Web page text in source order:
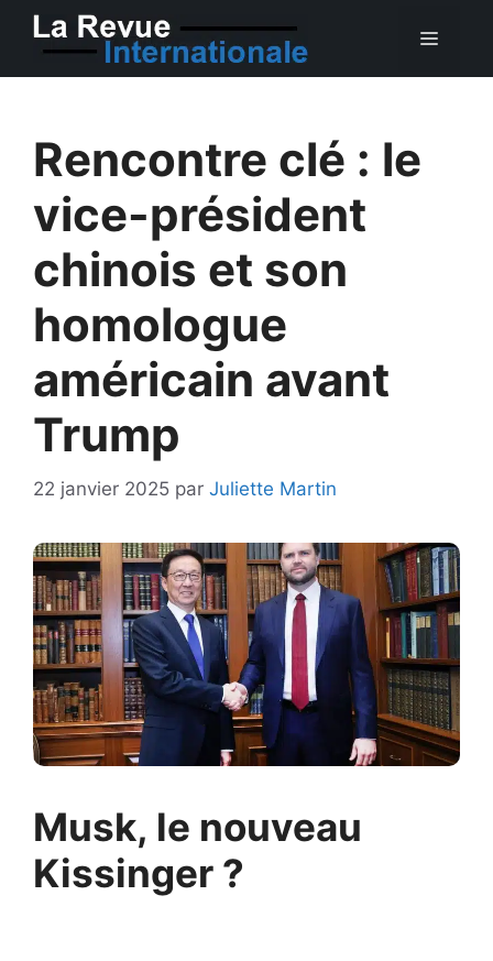
Aller
Rencontre clé : le
vice-président
chinois et son
homologue
américain avant
Trump
22 janvier 2025 par Juliette Martin
Musk, le nouveau
Kissinger ?